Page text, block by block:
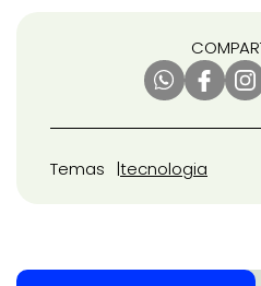
Temas tecnologia